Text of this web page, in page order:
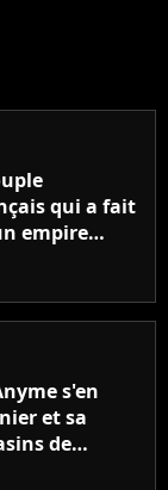
qui a fait
empire
s'en
et sa
de